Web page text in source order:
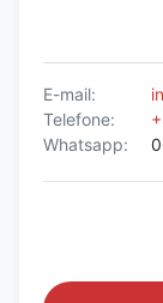
E-mail:
Telefone:
Whatsapp: